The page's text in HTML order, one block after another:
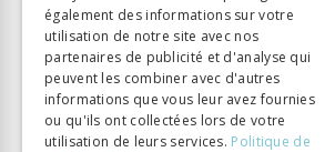
également des informations sur votre
utilisation de notre site avec nos
partenaires de publicité et d'analyse qui
peuvent les combiner avec d'autres
informations que vous leur avez fournies
ou qu'ils ont collectées lors de votre
utilisation de leurs services. Politique de